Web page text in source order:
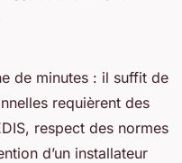
de minutes : il suffit de
requièrent des
respect des normes
d’un installateur